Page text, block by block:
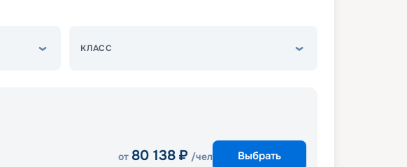
КЛАСС
от 80 138 ₽ /чел Выбрать